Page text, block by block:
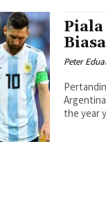
Peter
the year